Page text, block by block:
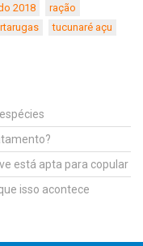
2018
ração
tucunaré açu
está apta para copular
isso acontece